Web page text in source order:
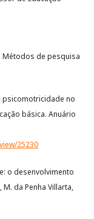
Métodos de pesquisa
psicomotricidade no
básica. Anuário
25230
o desenvolvimento
da Penha Villarta,